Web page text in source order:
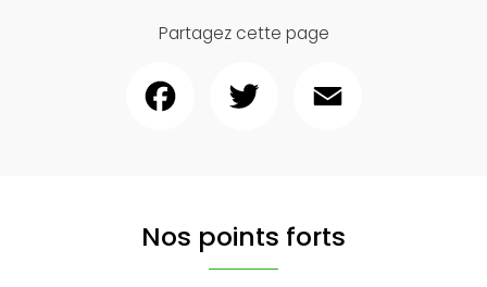
Partagez cette page
Nos points forts